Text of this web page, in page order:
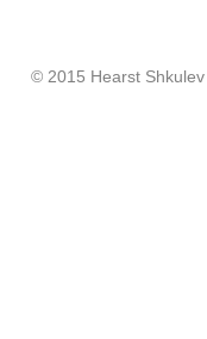
© 2015 Hearst